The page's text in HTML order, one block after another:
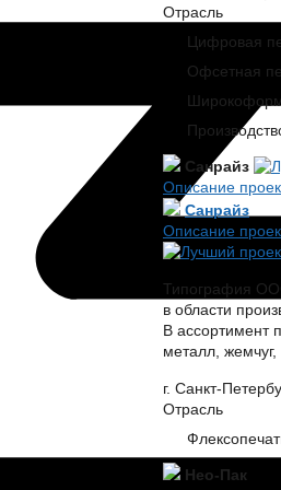
Отрасль
Цифровая
Офсетная
Санрайз
Описание
Санрайз
Описание
Типография
в области
В ассортимент
металл,
г. Санкт-
Отрасль
Нео-Пак